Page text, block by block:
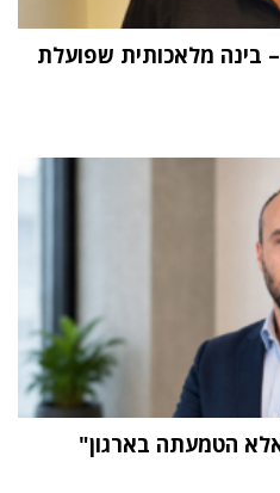
"העתיד הוא Physical AI – בינה מלאכותית שפועלת